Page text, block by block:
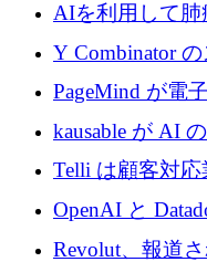
AIを利用して
国のヘルステッ
Y Combinator
メールを再考す
てステルスから
PageMind が電
AI を拡張する
kausable が AI
1,200 万ユーロ
Telli は顧客対
1,500 万ドルの
OpenAI と
ートアップ
Revolut、報道